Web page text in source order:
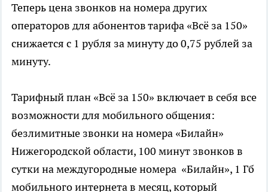
Теперь цена звонков на номера других
операторов для абонентов тарифа «Всё за 150»
снижается с 1 рубля за минуту до 0,75 рублей за
минуту.
Тарифный план «Всё за 150» включает в себя все
возможности для мобильного общения:
безлимитные звонки на номера «Билайн»
Нижегородской области, 100 минут звонков в
сутки на междугородные номера «Билайн», 1 Гб
мобильного интернета в месяц, который